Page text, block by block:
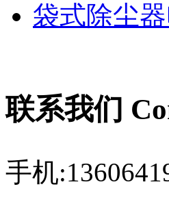
袋式除尘
联系我们
手机